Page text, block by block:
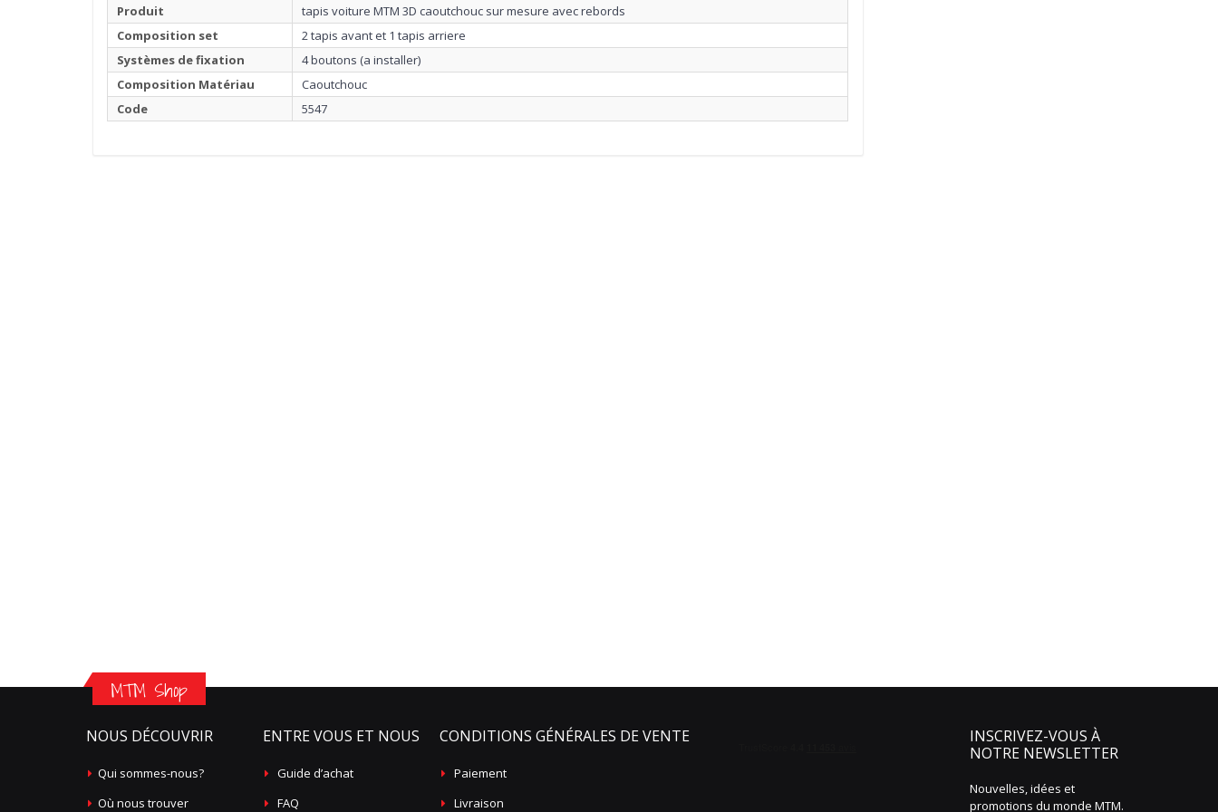
Produit
tapis voiture MTM 3D caoutchouc sur mesure avec rebords
Composition set
2 tapis avant et 1 tapis arriere
Systèmes de fixation
4 boutons (a installer)
Composition Matériau
Caoutchouc
Code
5547
MTM Shop
NOUS DÉCOUVRIR
Qui sommes-nous?
Où nous trouver
ENTRE VOUS ET NOUS
Guide d’achat
FAQ
CONDITIONS GÉNÉRALES DE VENTE
Paiement
Livraison
INSCRIVEZ-VOUS À
NOTRE NEWSLETTER
Nouvelles, idées et
promotions du monde MTM.